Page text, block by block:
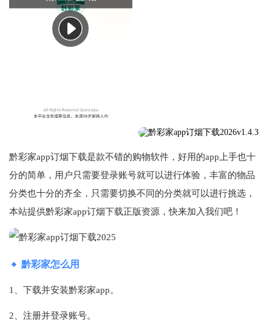
黔彩家app订烟下载是款不错的购物软件，好用的app上手也十
分的简单，用户只需要登录账号就可以进行体验，丰富的物品
分类也十分的齐全，只需要切换不同的分类就可以进行挑选，
本站提供黔彩家app订烟下载正版资源，快来加入我们吧！
黔彩家怎么用
1、下载并安装黔彩家app。
2、注册并登录账号。